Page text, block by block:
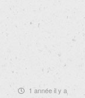
1 année il y a